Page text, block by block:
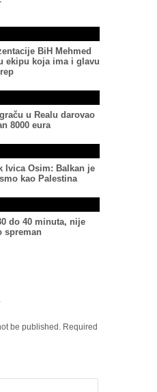
BiH Mehmed
ekipu koja ima i glavu
u Realu darovao
8000 eura
Ivica Osim: Balkan je
kao Palestina
do 40 minuta, nije
spreman
be published. Required